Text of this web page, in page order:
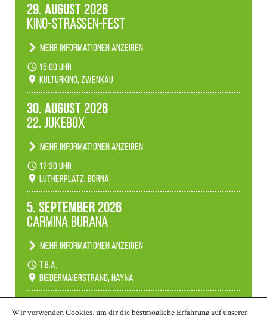
29. August 2026
Kino-Straßen-Fest
Mehr Informationen anzeigen
Konzert unserer Zwenkauer Schüler und
Schülerinnen zum Fest des Kulturkinos.
15:00 Uhr
Kulturkino, Zwenkau
30. August 2026
22. Jukebox
Mehr Informationen anzeigen
Anlässlicher der 775-Jahrfeier der Stadt Borna
spielen wir noch einmal unser aktuelles
Jukeboxprogramm zum Stadtfest.
12:30 Uhr
Lutherplatz, Borna
5. September 2026
Carmina Burana
Mehr Informationen anzeigen
Tanztheater der Quertänzer Borna.
t.b.a.
Biedermaierstrand, Hayna
Mehr Termine anzeigen
Wir verwenden Cookies, um dir die bestmögliche Erfahrung auf unserer